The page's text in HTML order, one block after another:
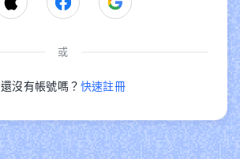
或
還沒有帳號嗎？ 快速註冊